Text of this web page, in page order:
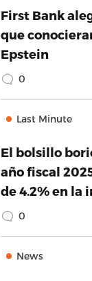
First Bank
que
Epstein
0
Last Minute
El bolsillo
año fiscal
de 4.2% en la
0
News